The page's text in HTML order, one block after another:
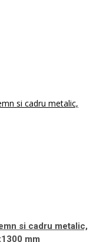
si cadru metalic,
mm